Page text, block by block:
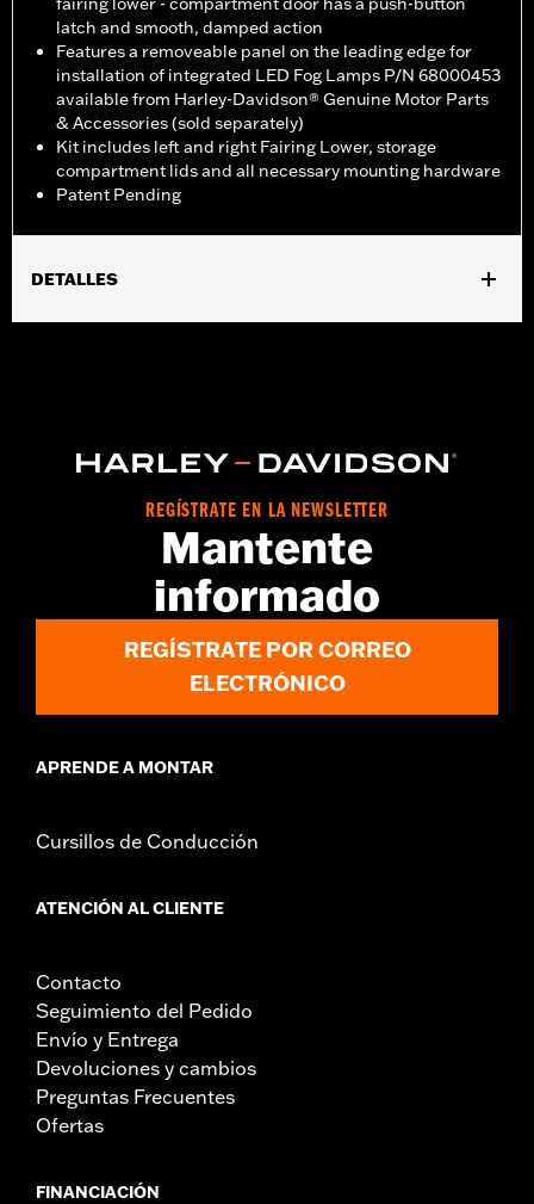
latch and smooth, damped action
Features a removeable panel on the leading edge for
installation of integrated LED Fog Lamps P/N 68000453
available from Harley-Davidson® Genuine Motor Parts
& Accessories (sold separately)
Kit includes left and right Fairing Lower, storage
compartment lids and all necessary mounting hardware
Patent Pending
DETALLES
49000284 o N/P 49000285. Los modelos Road Glide y Road
Glide 3 requieren la compra adicional por separado del soporte
de carenado N/P 47201045 o N/P 47201044. Los modelos Road
carenado inferior N/P 49000330 y los herrajes N/P 2708A (2
con los filtros de aire Heavy Breather.
Instrucciones de instalación
REGÍSTRATE EN LA NEWSLETTER
Mantente
informado
REGÍSTRATE POR CORREO
ELECTRÓNICO
APRENDE A MONTAR
Cursillos de Conducción
ATENCIÓN AL CLIENTE
Contacto
Seguimiento del Pedido
Envío y Entrega
Devoluciones y cambios
Preguntas Frecuentes
Ofertas
FINANCIACIÓN